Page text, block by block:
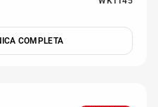
COMPLETA